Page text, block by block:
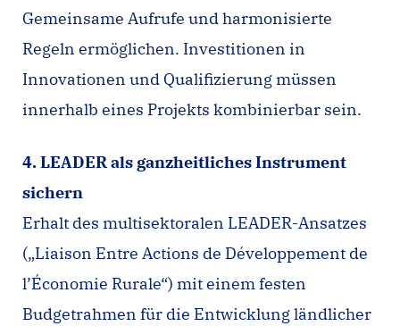
Gemeinsame Aufrufe und harmonisierte
Regeln ermöglichen. Investitionen in
Innovationen und Qualifizierung müssen
innerhalb eines Projekts kombinierbar sein.
4. LEADER als ganzheitliches Instrument
sichern
Erhalt des multisektoralen LEADER-Ansatzes
(„Liaison Entre Actions de Développement de
l’Économie Rurale“) mit einem festen
Budgetrahmen für die Entwicklung ländlicher